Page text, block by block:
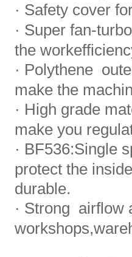
· Safety cover
· Super fan-
the
· Polythene
make the
· High grade
make you
· BF536:Single
protect the
durable.
· Strong airflow